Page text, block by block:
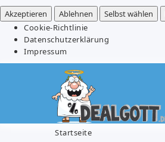
Akzeptieren
Ablehnen Selbst wählen
Cookie-Richtlinie
Datenschutzerklärung
Impressum
Startseite